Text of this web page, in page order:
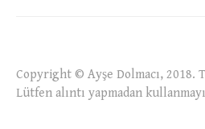
Copyright © Ayşe Dolmacı, 2018.
Lütfen alıntı yapmadan